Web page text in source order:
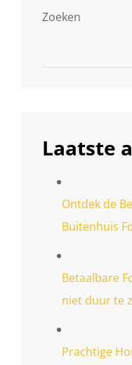
Zoeken
Laatste
Ontdek de
Buitenhuis
Betaalbare
niet duur te
Prachtige